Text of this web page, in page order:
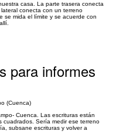
casa. La parte trasera conecta
conecta con un terreno
se mida el límite y se acuerde con
para informes
(Cuenca)
Cuenca. Las escrituras están
cuadrados. Sería medir ese terreno
subsane escrituras y volver a